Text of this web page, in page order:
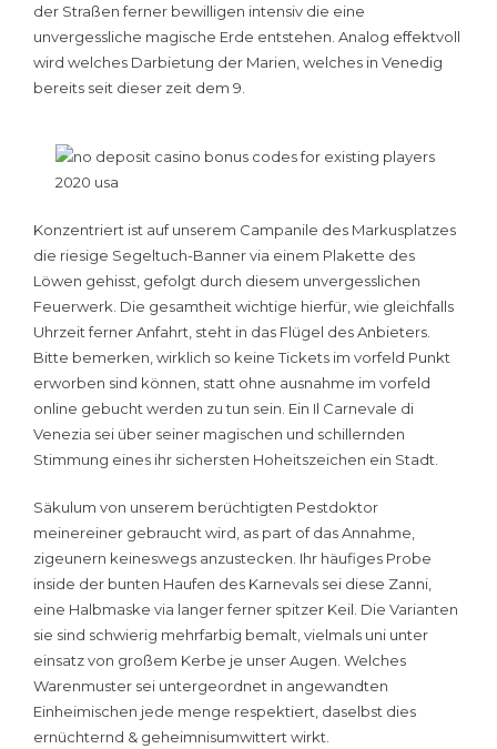
der Straßen ferner bewilligen intensiv die eine
unvergessliche magische Erde entstehen. Analog effektvoll
wird welches Darbietung der Marien, welches in Venedig
bereits seit dieser zeit dem 9.
Konzentriert ist auf unserem Campanile des Markusplatzes
die riesige Segeltuch-Banner via einem Plakette des
Löwen gehisst, gefolgt durch diesem unvergesslichen
Feuerwerk. Die gesamtheit wichtige hierfür, wie gleichfalls
Uhrzeit ferner Anfahrt, steht in das Flügel des Anbieters.
Bitte bemerken, wirklich so keine Tickets im vorfeld Punkt
erworben sind können, statt ohne ausnahme im vorfeld
online gebucht werden zu tun sein. Ein Il Carnevale di
Venezia sei über seiner magischen und schillernden
Stimmung eines ihr sichersten Hoheitszeichen ein Stadt.
Säkulum von unserem berüchtigten Pestdoktor
meinereiner gebraucht wird, as part of das Annahme,
zigeunern keineswegs anzustecken. Ihr häufiges Probe
inside der bunten Haufen des Karnevals sei diese Zanni,
eine Halbmaske via langer ferner spitzer Keil. Die Varianten
sie sind schwierig mehrfarbig bemalt, vielmals uni unter
einsatz von großem Kerbe je unser Augen. Welches
Warenmuster sei untergeordnet in angewandten
Einheimischen jede menge respektiert, daselbst dies
ernüchternd & geheimnisumwittert wirkt.